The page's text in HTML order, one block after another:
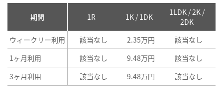
期間 1R 1K / 1DK
1LDK / 2K /
2DK
ウィークリー利用 該当なし 2.35万円 該当なし
1ヶ月利用
該当なし 9.48万円 該当なし
3ヶ月利用
該当なし 9.48万円 該当なし